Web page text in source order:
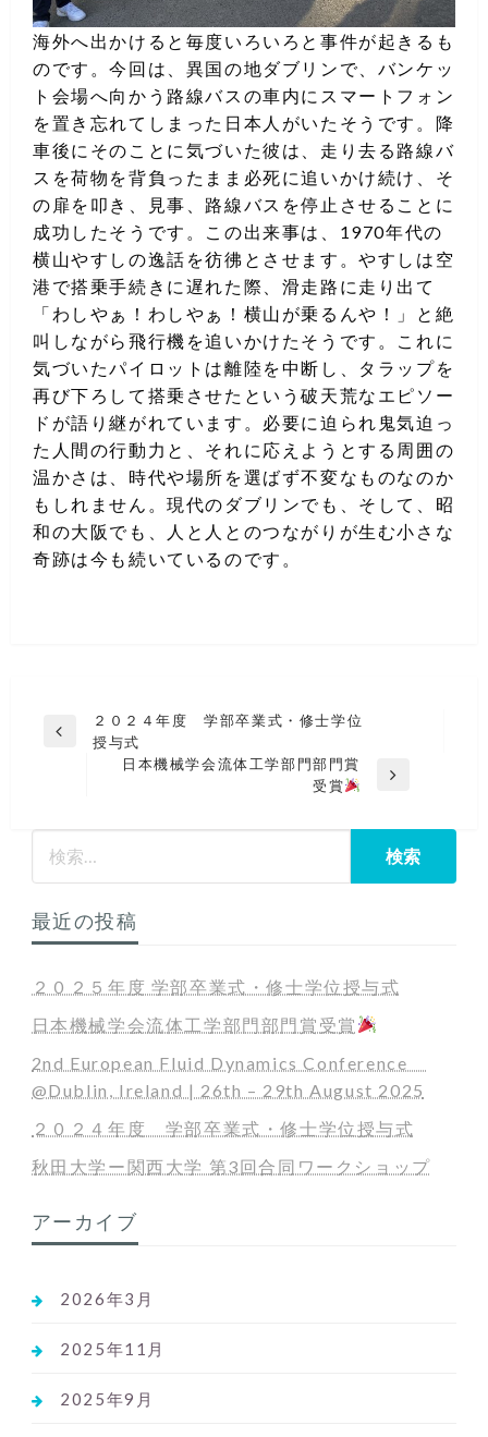
海外へ出かけると毎度いろいろと事件が起きるも
のです。今回は、異国の地ダブリンで、バンケッ
ト会場へ向かう路線バスの車内にスマートフォン
を置き忘れてしまった日本人がいたそうです。降
車後にそのことに気づいた彼は、走り去る路線バ
スを荷物を背負ったまま必死に追いかけ続け、そ
の扉を叩き、見事、路線バスを停止させることに
成功したそうです。この出来事は、1970年代の
横山やすしの逸話を彷彿とさせます。やすしは空
港で搭乗手続きに遅れた際、滑走路に走り出て
「わしやぁ！わしやぁ！横山が乗るんや！」と絶
叫しながら飛行機を追いかけたそうです。これに
気づいたパイロットは離陸を中断し、タラップを
再び下ろして搭乗させたという破天荒なエピソー
ドが語り継がれています。必要に迫られ鬼気迫っ
た人間の行動力と、それに応えようとする周囲の
温かさは、時代や場所を選ばず不変なものなのか
もしれません。現代のダブリンでも、そして、昭
和の大阪でも、人と人とのつながりが生む小さな
奇跡は今も続いているのです。
投
ゲ
シ
ョ
前
２０２４年度 学部卒業式・修士学位
授与式
投
日本機械学会流体工学部門部門賞
受賞
最近の投稿
２０２５年度 学部卒業式・修士学位授与式
日本機械学会流体工学部門部門賞受賞
2nd European Fluid Dynamics Conference
@Dublin, Ireland | 26th – 29th August 2025
２０２４年度 学部卒業式・修士学位授与式
秋田大学ー関西大学 第3回合同ワークショップ
アーカイブ
2026年3月
2025年11月
2025年9月